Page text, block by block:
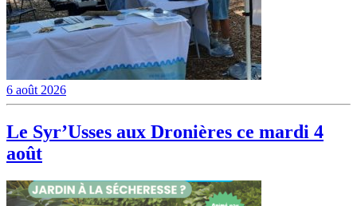
6 août 2026
Le Syr’Usses aux Dronières ce mardi 4
août